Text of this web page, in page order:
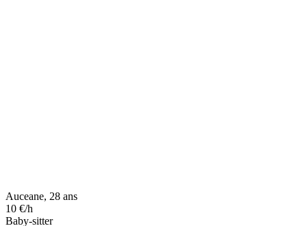
Auceane, 28 ans
10 €/h
Baby-sitter